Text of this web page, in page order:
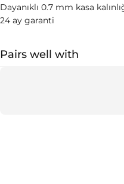
Dayanıklı 0.7 mm kasa
24 ay garanti
Pairs well with